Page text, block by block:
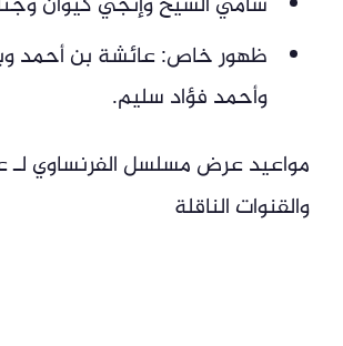
ظهور خاص: عائشة بن أحمد
وأحمد فؤاد سليم.
مواعيد عرض مسلسل الفرنساوي
والقنوات الناقلة